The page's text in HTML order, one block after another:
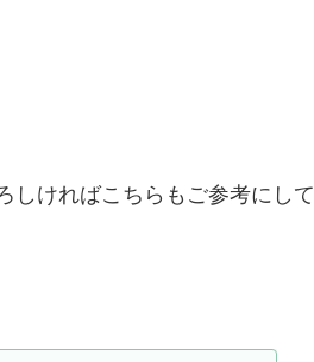
しければこちらもご参考にして